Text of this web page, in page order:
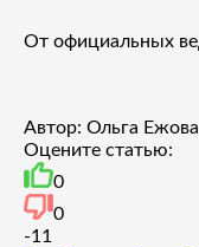
От официальных
Автор: Ольга Ежова
Оцените статью:
0
0
-1 1